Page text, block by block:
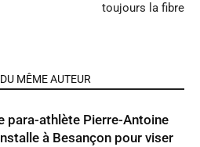
toujours la fibre
DU MÊME AUTEUR
para-athlète Pierre-Antoine
à Besançon pour viser